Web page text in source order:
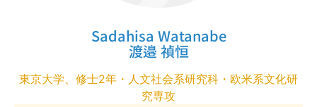
Sadahisa Watanabe
渡邉 禎恒
東京大学、修士2年・人文社会系研究科・欧米系文化研
究専攻